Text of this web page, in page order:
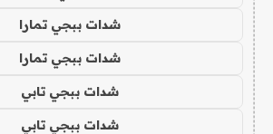
شدات ببجي تمارا
شدات ببجي تمارا
شدات ببجي تابي
شدات ببجي تابي